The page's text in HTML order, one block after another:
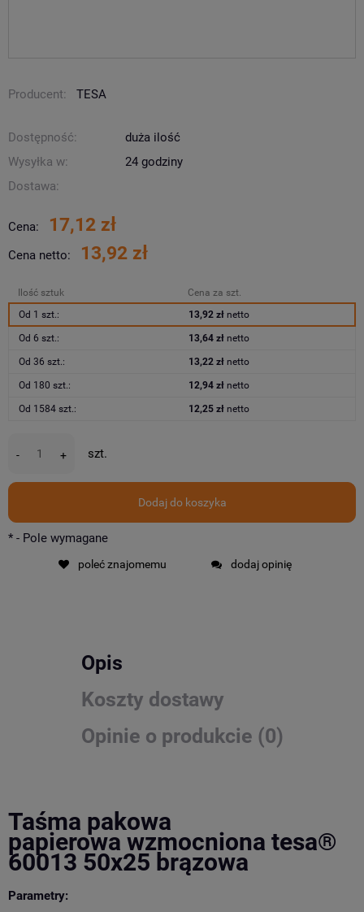
Producent: TESA
Dostępność:
duża ilość
Wysyłka w:
24 godziny
Dostawa:
Cena: 17,12 zł
Cena netto: 13,92 zł
Ilość sztuk
Cena za szt.
Od 1 szt.:
13,92 złnetto
Od 6 szt.: 13,64 złnetto
Od 36 szt.: 13,22 złnetto
Od 180 szt.: 12,94 złnetto
Od 1584 szt.: 12,25 złnetto
- + szt.
Dodaj do koszyka
* - Pole wymagane
poleć znajomemu dodaj opinię
Opis
Koszty dostawy
Opinie o produkcie (0)
Taśma pakowa
papierowa wzmocniona tesa®
60013 50x25 brązowa
Parametry: